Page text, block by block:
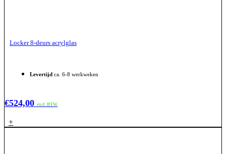
Locker 8-deurs acrylglas
Levertijd ca. 6-8 werkweken
€524,00 excl. BTW
+